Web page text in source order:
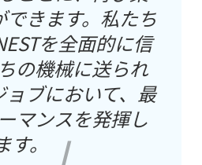
きます。私たち
を全面的に信
の機械に送られ
ョブにおいて、最
マンスを発揮し
。